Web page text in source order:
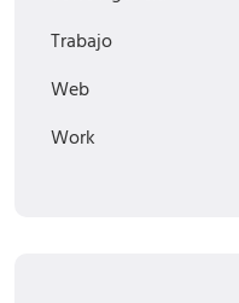
Trabajo
Web
Work